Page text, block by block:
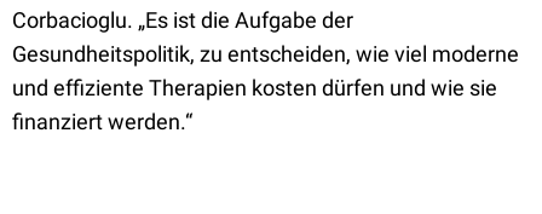
Corbacioglu. „Es ist die Aufgabe der
Gesundheitspolitik, zu entscheiden, wie viel moderne
und effiziente Therapien kosten dürfen und wie sie
finanziert werden.“